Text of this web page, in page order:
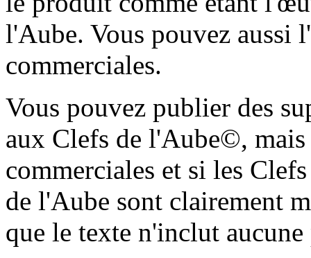
l'Aube. Vous pouvez aussi
commerciales.
Vous pouvez publier des
aux Clefs de l'Aube©, mais
commerciales et si les
de l'Aube sont clairement
que le texte n'inclut